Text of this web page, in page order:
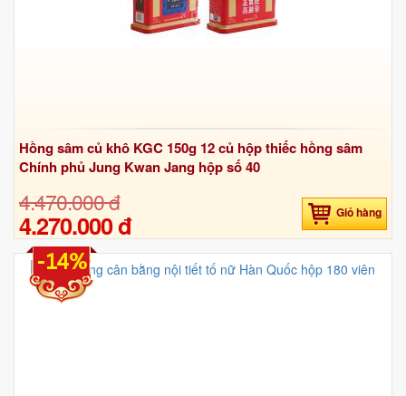
Hồng sâm củ khô KGC 150g 12 củ hộp thiếc hồng sâm
Chính phủ Jung Kwan Jang hộp số 40
4.470.000 đ
4.270.000 đ Giỏ hàng
-14%